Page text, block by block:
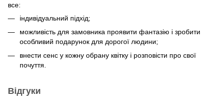
все:
індивідуальний підхід;
можливість для замовника проявити фантазію і зробити
особливий подарунок для дорогої людини;
внести сенс у кожну обрану квітку і розповісти про свої
почуття.
Відгуки